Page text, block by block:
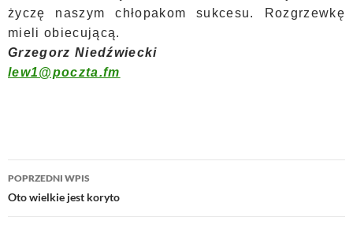
życzę naszym chłopakom sukcesu. Rozgrzewkę
mieli obiecującą.
Grzegorz Niedźwiecki
lew1@poczta.fm
Nawigacja
wpisu
POPRZEDNI WPIS
Oto wielkie jest koryto